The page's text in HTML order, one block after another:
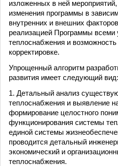
изложенных в ней мероприятий,
изменения программы в
внутренних и внешних
реализацией Программы всеми
теплоснабжения и
корректировке.
Упрощенный алгоритм
развития имеет следующий вид:
1. Детальный анализ
теплоснабжения и выявление
формирование целостного
функционирования системы
единой системы
проводится детальный
экономический и
теплоснабжения.